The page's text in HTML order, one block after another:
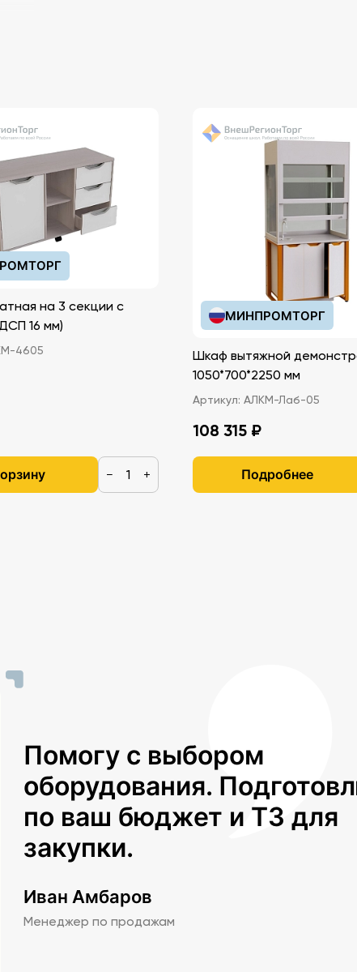
на 3 секции с
(ЛДСП 16 мм)
4605
− +
МИНПРОМТОРГ
Шкаф вытяжной
1050*700*2250 мм
Артикул: АЛКМ-Лаб-05
108 315 ₽
Подробнее
Помогу с выбором
оборудования.
по ваш бюджет и ТЗ для
закупки.
Иван Амбаров
Менеджер по продажам